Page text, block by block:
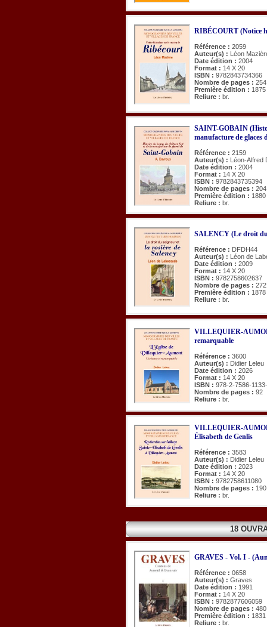
RIBÉCOURT (Notice
Référence : 2059
Auteur(s) : Léon
Date édition : 2004
Format : 14 X 20
ISBN : 9782843734366
Nombre de pages : 254
Première édition : 1875
Reliure : br.
SAINT-GOBAIN
manufacture de glaces
Référence : 2159
Auteur(s) : Léon-Alfred
Date édition : 2004
Format : 14 X 20
ISBN : 9782843735394
Nombre de pages : 204
Première édition : 1880
Reliure : br.
SALENCY (Le droit du
Référence : DFDH44
Auteur(s) : Léon de
Date édition : 2009
Format : 14 X 20
ISBN : 9782758602637
Nombre de pages : 272
Première édition : 1878
Reliure : br.
VILLEQUIER-
remarquable
Référence : 3600
Auteur(s) : Didier Leleu
Date édition : 2026
Format : 14 X 20
ISBN : 978-2-7586-
Nombre de pages : 92
Reliure : br.
VILLEQUIER-
Élisabeth de Genlis
Référence : 3583
Auteur(s) : Didier Leleu
Date édition : 2023
Format : 14 X 20
ISBN : 9782758611080
Nombre de pages : 190
Reliure : br.
18
GRAVES - Vol. I -
Référence : 0658
Auteur(s) : Graves
Date édition : 1991
Format : 14 X 20
ISBN : 9782877606059
Nombre de pages : 480
Première édition : 1831
Reliure : br.